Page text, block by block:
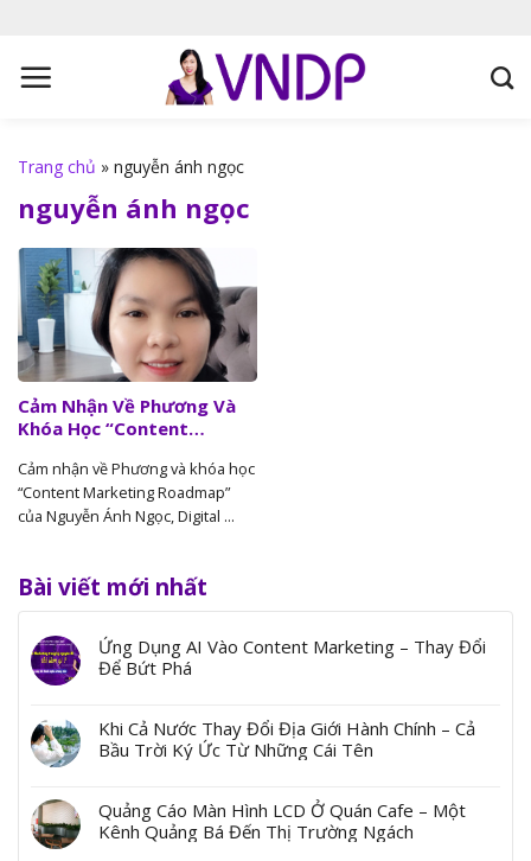
Trang chủ » nguyễn ánh ngọc
nguyễn ánh ngọc
Cảm Nhận Về Phương Và
Khóa Học “Content
Nguyễn Ánh Ngọc, Digital
Marketer
Cảm nhận về Phương và khóa học
“Content Marketing Roadmap”
của Nguyễn Ánh Ngọc, Digital ...
Bài viết mới nhất
Ứng Dụng AI Vào Content Marketing – Thay Đổi
Để Bứt Phá
Khi Cả Nước Thay Đổi Địa Giới Hành Chính – Cả
Bầu Trời Ký Ức Từ Những Cái Tên
Quảng Cáo Màn Hình LCD Ở Quán Cafe – Một
Kênh Quảng Bá Đến Thị Trường Ngách